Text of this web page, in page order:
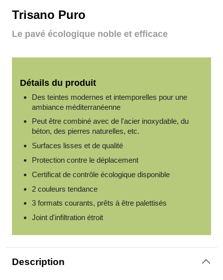
Trisano Puro
Le pavé écologique noble et efficace
Détails du produit
Des teintes modernes et intemporelles pour une
ambiance méditerranéenne
Peut être combiné avec de l'acier inoxydable, du
béton, des pierres naturelles, etc.
Surfaces lisses et de qualité
Protection contre le déplacement
Certificat de contrôle écologique disponible
2 couleurs tendance
3 formats courants, prêts à être palettisés
Joint d'infiltration étroit
Description